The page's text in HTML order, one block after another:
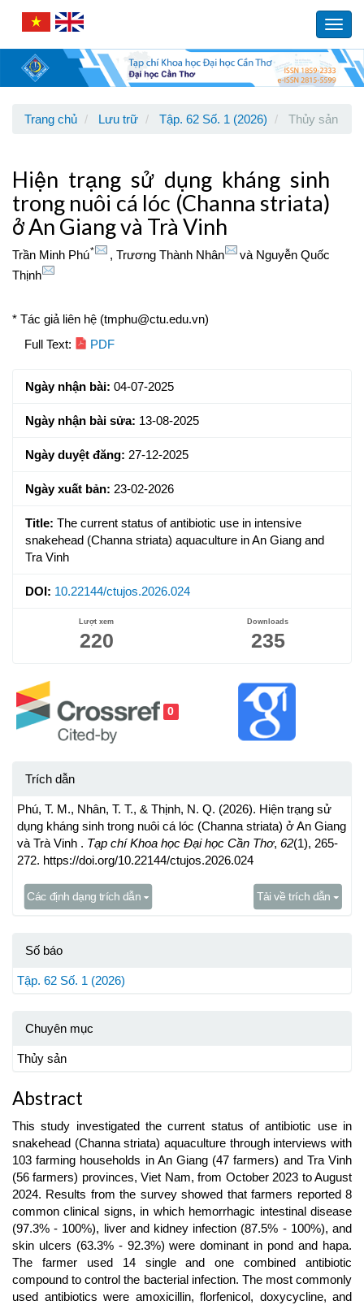
Navigation
Content
Sidebar
Trang chủ Lưu trữ Tập. 62 Số. 1 (2026) Thủy sản
Hiện trạng sử dụng kháng sinh
trong nuôi cá lóc (Channa striata)
ở An Giang và Trà Vinh
Trần Minh Phú* , Trương Thành Nhân và Nguyễn Quốc
Thịnh
* Tác giả liên hệ (tmphu@ctu.edu.vn)
Article
Full Text: PDF
Ngày nhận bài: 04-07-2025
Ngày nhận bài sửa: 13-08-2025
Ngày duyệt đăng: 27-12-2025
Ngày xuất bản: 23-02-2026
Title: The current status of antibiotic use in intensive
snakehead (Channa striata) aquaculture in An Giang and
Tra Vinh
DOI: 10.22144/ctujos.2026.024
Lượt xem
220
Downloads
235
0
Trích dẫn
Phú, T. M., Nhân, T. T., & Thịnh, N. Q. (2026). Hiện trạng sử
dụng kháng sinh trong nuôi cá lóc (Channa striata) ở An Giang
và Trà Vinh . Tạp chí Khoa học Đại học Cần Thơ, 62(1), 265-
272. https://doi.org/10.22144/ctujos.2026.024
Các định dạng trích dẫn Tải về trích dẫn
Số báo
Tập. 62 Số. 1 (2026)
Chuyên mục
Thủy sản
Abstract
This study investigated the current status of antibiotic use in
snakehead (Channa striata) aquaculture through interviews with
103 farming households in An Giang (47 farmers) and Tra Vinh
(56 farmers) provinces, Viet Nam, from October 2023 to August
2024. Results from the survey showed that farmers reported 8
common clinical signs, in which hemorrhagic intestinal disease
(97.3% - 100%), liver and kidney infection (87.5% - 100%), and
skin ulcers (63.3% - 92.3%) were dominant in pond and hapa.
The farmer used 14 single and one combined antibiotic
compound to control the bacterial infection. The most commonly
used antibiotics were amoxicillin, florfenicol, doxycycline, and